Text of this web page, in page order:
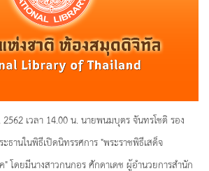
เวลา 14.00 น. นายพนมบุตร จันทรโชติ รอง
ธานในพิธีเปิดนิทรรศการ "พระราชพิธีเสด็จ
" โดยมีนางสาวกนกอร ศักดาเดช ผู้อำนวยการสำนัก